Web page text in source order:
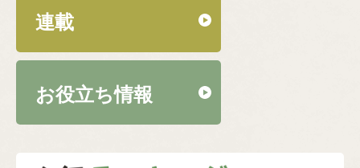
連載
お役立ち情報